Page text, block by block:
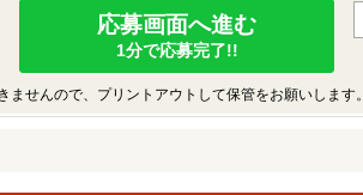
応募画面へ進む
1分で応募完了!!
せんので、プリントアウトして保管をお願いします。